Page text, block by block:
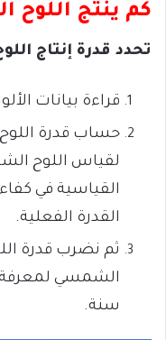
كم ينتج
تحدد قدرة إنتاج
قراءة بيانات
حساب قدرة اللوح
لقياس اللوح
القياسية في
القدرة الفعلية.
ثم نضرب قدرة
الشمسي لمعرفة
سنة.